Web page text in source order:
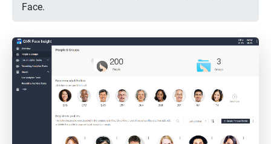
Face.